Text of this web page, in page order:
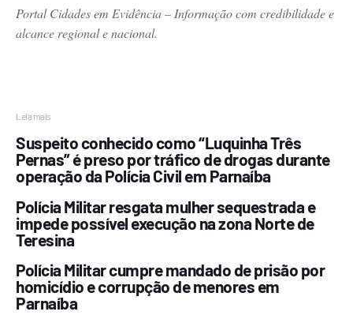
Portal Cidades em Evidência – Informação com credibilidade e
alcance regional e nacional.
Leia mais
Suspeito conhecido como “Luquinha Três
Pernas” é preso por tráfico de drogas durante
operação da Polícia Civil em Parnaíba
Polícia Militar resgata mulher sequestrada e
impede possível execução na zona Norte de
Teresina
Polícia Militar cumpre mandado de prisão por
homicídio e corrupção de menores em
Parnaíba